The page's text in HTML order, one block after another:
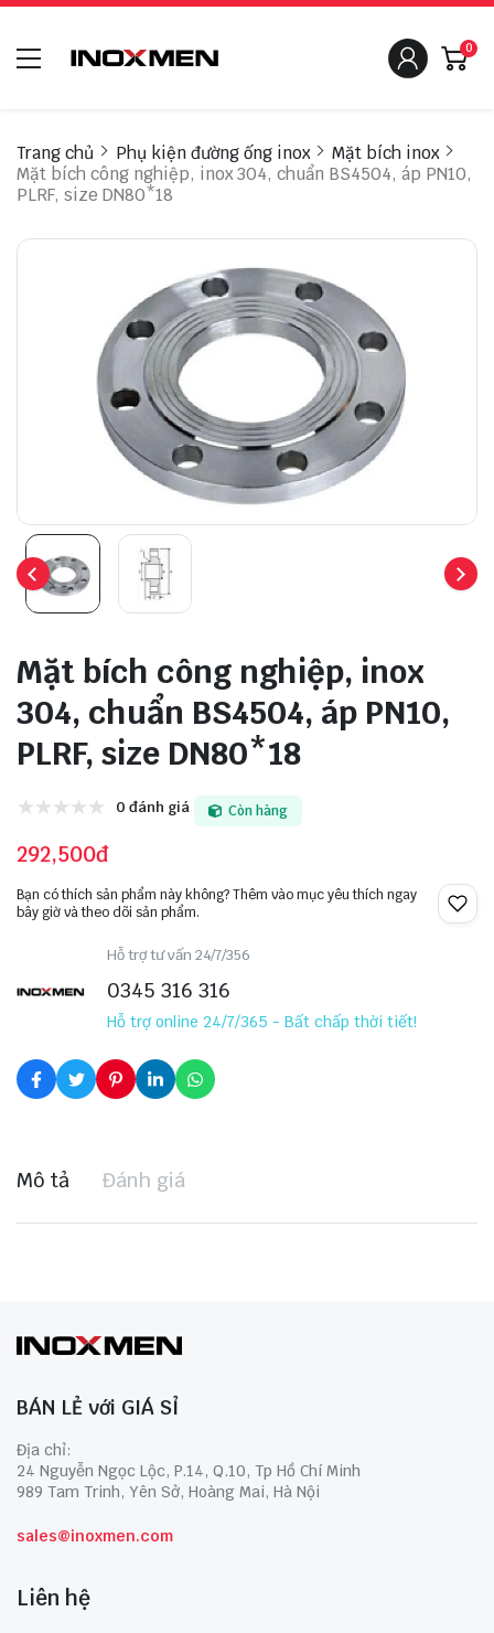
0
Trang chủ Phụ kiện đường ống inox
Mặt bích inox
Mặt bích công nghiệp, inox 304, chuẩn BS4504, áp PN10,
PLRF, size DN80*18
Mặt bích công nghiệp, inox
304, chuẩn BS4504, áp PN10,
PLRF, size DN80*18
0 đánh giá Còn hàng
292,500đ
Bạn có thích sản phẩm này không? Thêm vào mục yêu thích ngay
bây giờ và theo dõi sản phẩm.
Hỗ trợ tư vấn 24/7/356
0345 316 316
Hỗ trợ online 24/7/365 - Bất chấp thời tiết!
Mô tả Đánh giá
BÁN LẺ với GIÁ SỈ
Địa chỉ:
24 Nguyễn Ngọc Lộc, P.14, Q.10, Tp Hồ Chí Minh
989 Tam Trinh, Yên Sở, Hoàng Mai, Hà Nội
sales@inoxmen.com
Liên hệ